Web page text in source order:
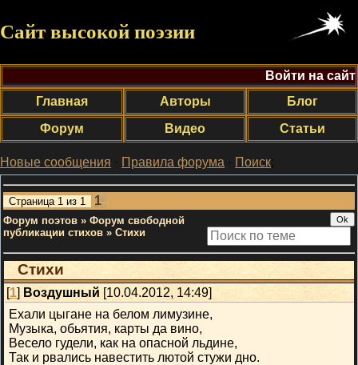
Сайт высокой поэзии
Войти на сайт
Главная
Авторы
Блог
Форум
Видео Статьи
Новые сообщения · Правила форума · Поиск;
Страница 1 из 1 1
Форум поэтов » Форум свободной
публикации стихов » Стихи
Стихи
[1] Воздушный [10.04.2012, 14:49]
Ехали цыгане на белом лимузине,
Музыка, обьятия, карты да вино,
Весело гудели, как на опасной льдине,
Так и рвались навестить лютой стужи дно.